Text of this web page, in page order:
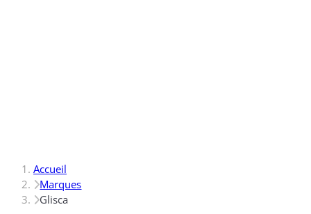
Accueil
Marques
Glisca